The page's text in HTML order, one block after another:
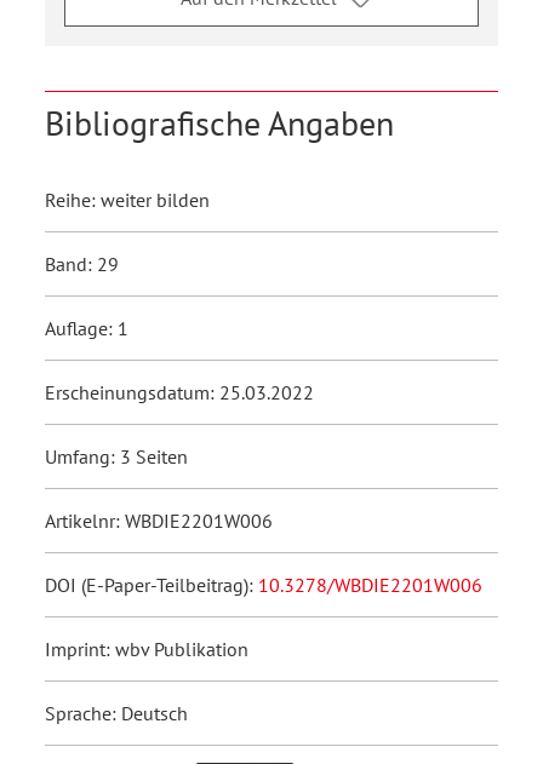
Bibliografische Angaben
Reihe: weiter bilden
Band: 29
Auflage: 1
Erscheinungsdatum: 25.03.2022
Umfang: 3 Seiten
Artikelnr: WBDIE2201W006
DOI (E-Paper-Teilbeitrag): 10.3278/WBDIE2201W006
Imprint: wbv Publikation
Sprache: Deutsch